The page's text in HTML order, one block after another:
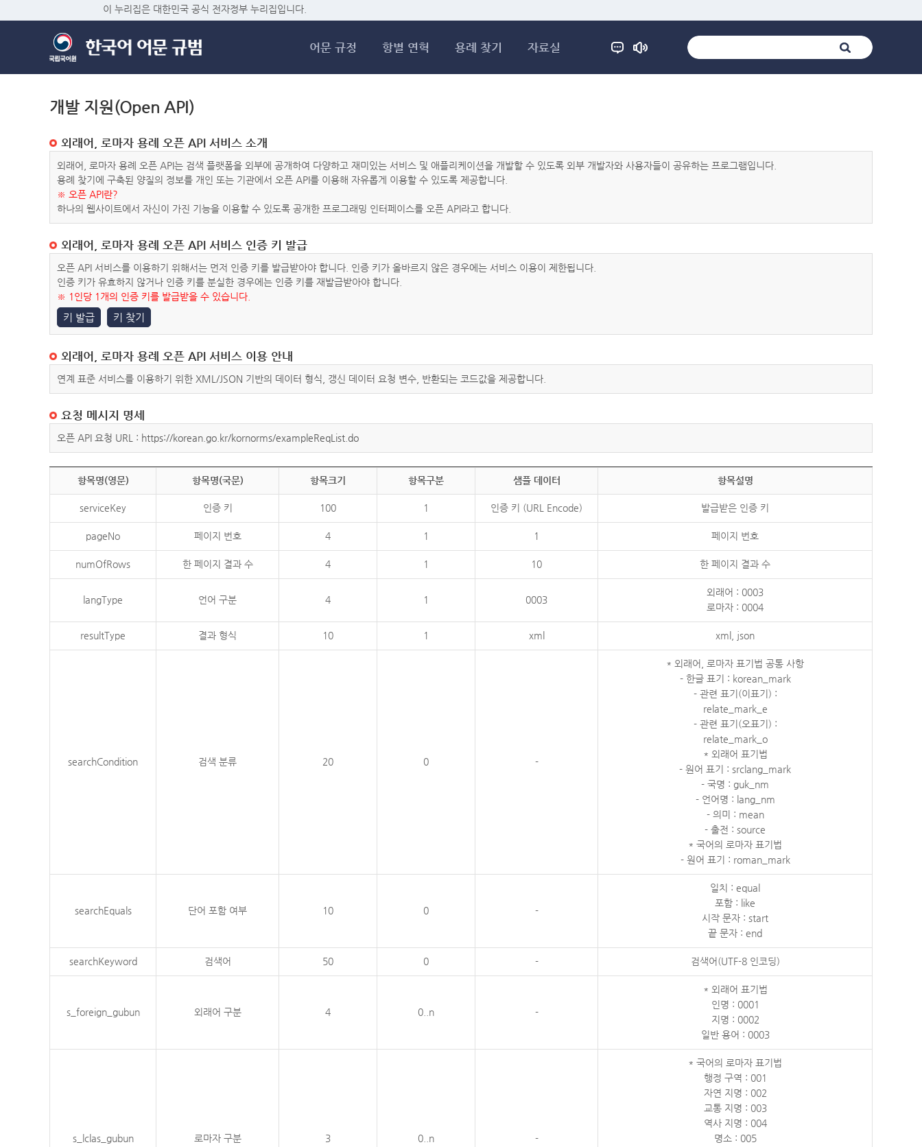
이 누리집은 대한민국 공식 전자정부 누리집입니다.
어문 규정 항별 연혁 용례 찾기 자료실
개발 지원(Open API)
외래어, 로마자 용례 오픈 API 서비스 소개
외래어, 로마자 용례 오픈 API는 검색 플랫폼을 외부에 공개하여 다양하고 재미있는 서비스 및 애플리케이션을 개발할 수 있도록 외부 개발자와 사용자들이 공유하는 프로그램입니다.
용례 찾기에 구축된 양질의 정보를 개인 또는 기관에서 오픈 API를 이용해 자유롭게 이용할 수 있도록 제공합니다.
※ 오픈 API란?
하나의 웹사이트에서 자신이 가진 기능을 이용할 수 있도록 공개한 프로그래밍 인터페이스를 오픈 API라고 합니다.
외래어, 로마자 용례 오픈 API 서비스 인증 키 발급
오픈 API 서비스를 이용하기 위해서는 먼저 인증 키를 발급받아야 합니다. 인증 키가 올바르지 않은 경우에는 서비스 이용이 제한됩니다.
인증 키가 유효하지 않거나 인증 키를 분실한 경우에는 인증 키를 재발급받아야 합니다.
※ 1인당 1개의 인증 키를 발급받을 수 있습니다.
키 발급 키 찾기
외래어, 로마자 용례 오픈 API 서비스 이용 안내
연계 표준 서비스를 이용하기 위한 XML/JSON 기반의 데이터 형식, 갱신 데이터 요청 변수, 반환되는 코드값을 제공합니다.
요청 메시지 명세
오픈 API 요청 URL : https://korean.go.kr/kornorms/exampleReqList.do
항목명(영문) 항목명(국문) 항목크기 항목구분 샘플 데이터 항목설명
serviceKey 인증 키 100 1 인증 키 (URL Encode) 발급받은 인증 키
pageNo 페이지 번호 4 1 1 페이지 번호
numOfRows 한 페이지 결과 수 4 1 10 한 페이지 결과 수
langType 언어 구분 4 1 0003
외래어 : 0003
로마자 : 0004
resultType 결과 형식 10 1 xml xml, json
searchCondition 검색 분류 20 0 -
* 외래어, 로마자 표기법 공통 사항
- 한글 표기 : korean_mark
- 관련 표기(이표기) :
relate_mark_e
- 관련 표기(오표기) :
relate_mark_o
* 외래어 표기법
- 원어 표기 : srclang_mark
- 국명 : guk_nm
- 언어명 : lang_nm
- 의미 : mean
- 출전 : source
* 국어의 로마자 표기법
- 원어 표기 : roman_mark
searchEquals 단어 포함 여부 10 0 -
일치 : equal
포함 : like
시작 문자 : start
끝 문자 : end
searchKeyword 검색어 50 0 - 검색어(UTF-8 인코딩)
s_foreign_gubun 외래어 구분 4 0..n -
* 외래어 표기법
인명 : 0001
지명 : 0002
일반 용어 : 0003
s_lclas_gubun 로마자 구분 3 0..n -
* 국어의 로마자 표기법
행정 구역 : 001
자연 지명 : 002
교통 지명 : 003
역사 지명 : 004
명소 : 005